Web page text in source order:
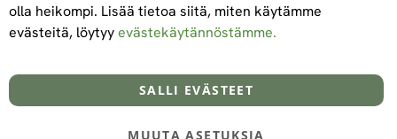
Tietoa meistä
Toimitus- ja maksuehdot
olla heikompi. Lisää tietoa siitä, miten käytämme
evästeitä, löytyyevästekäytännöstämme.
SALLI EVÄSTEET
MUUTA ASETUKSIA